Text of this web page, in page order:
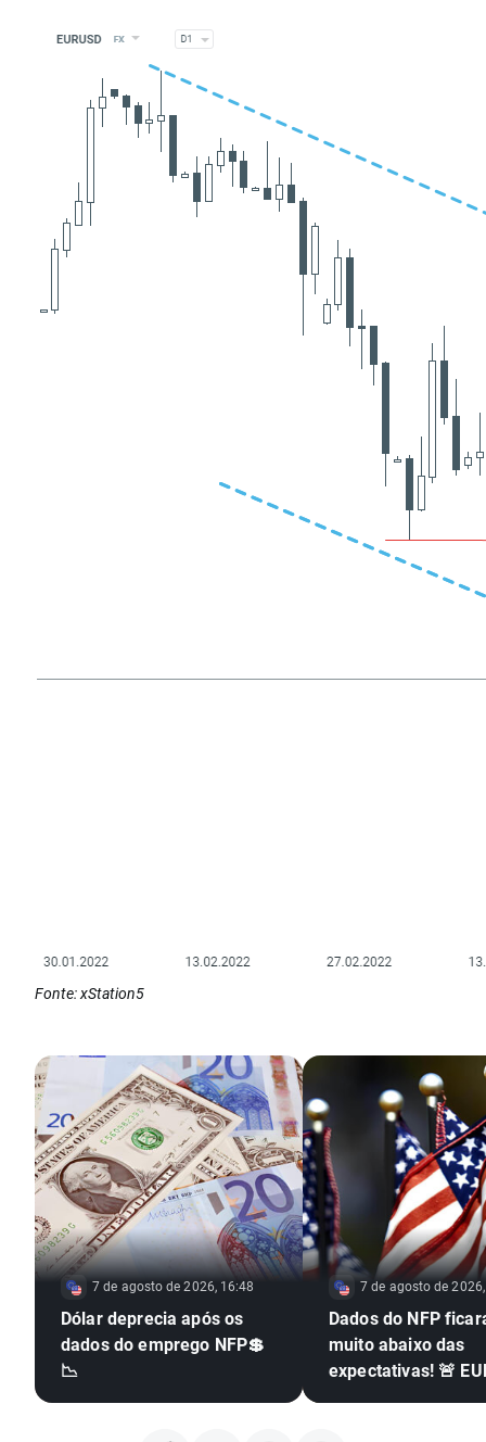
Fonte: xStation5
7 de agosto de 2026, 16:48
Dólar deprecia após os
dados do emprego NFP💲
📉
7 de agosto de
Dados do NFP
muito abaixo das
expectativas! 🚨